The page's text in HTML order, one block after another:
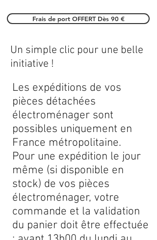
Frais de port OFFERT Dès 90 €
Les expéditions de vos
pièces détachées
électroménager sont
possibles uniquement en
France métropolitaine.
Pour une expédition le jour
même (si disponible en
stock) de vos pièces
électroménager, votre
commande et la validation
du panier doit être effectuée
Un simple clic pour une belle
initiative !